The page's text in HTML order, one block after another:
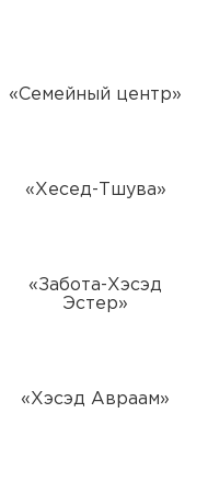
«Семейный центр»
«Хесед-Тшува»
«Забота-Хэсэд
Эстер»
«Хэсэд Авраам»